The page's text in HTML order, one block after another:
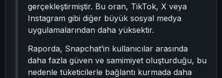
gerçekleştirmiştir. Bu oran, TikTok, X veya
Instagram gibi diğer büyük sosyal medya
uygulamalarından daha yüksektir.
Raporda, Snapchat’in kullanıcılar arasında
daha fazla güven ve samimiyet oluşturduğu, bu
nedenle tüketicilerle bağlantı kurmada daha